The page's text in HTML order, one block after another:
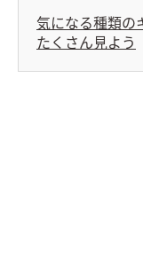
気になる種類の
たくさん見よう